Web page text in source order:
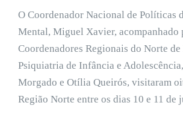
O Coordenador Nacional de Políticas
Mental, Miguel Xavier, acompanhado
Coordenadores Regionais do Norte
Psiquiatria de Infância e
Morgado e Otília Queirós, visitaram
Região Norte entre os dias 10 e 11 de